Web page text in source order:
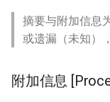
摘要与附加信息
或遗漏（未知）
附加信息